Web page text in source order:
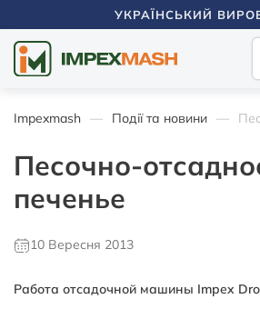
УКРАЇНСЬКИЙ
Impexmash Події та новини
Песочно-
печенье
10 Вересня 2013
Работа отсадочной машины Impex